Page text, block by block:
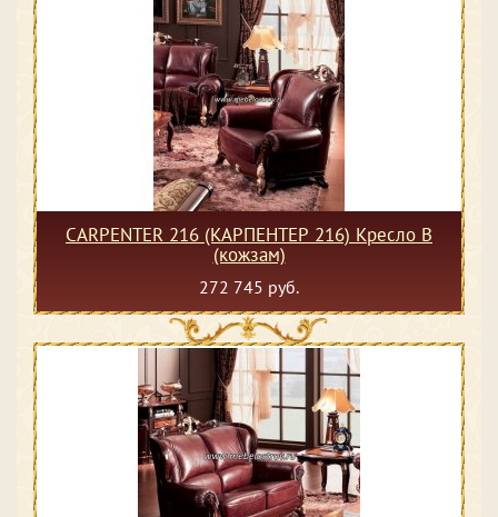
CARPENTER 216 (КАРПЕНТЕР 216) Кресло В
(кожзам)
272 745 руб.